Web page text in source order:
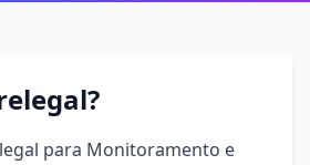
para Monitoramento e